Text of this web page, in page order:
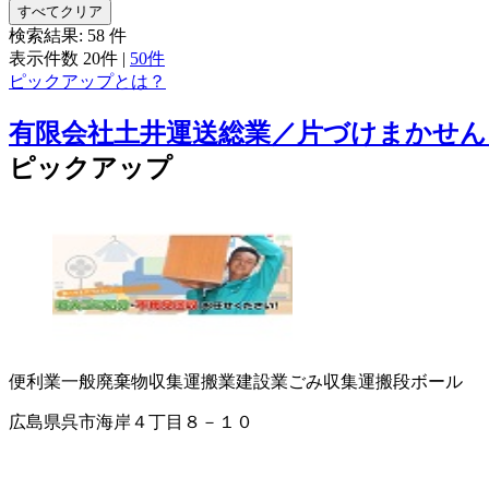
すべてクリア
検索結果: 58 件
表示件数 20件 | 50件
ピックアップとは？
有限会社土井運送総業／片づけまかせ
ピックアップ
便利業一般廃棄物収集運搬業建設業ごみ収集運搬段ボール
広島県呉市海岸４丁目８－１０